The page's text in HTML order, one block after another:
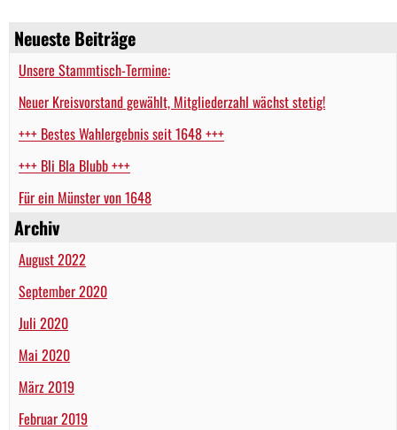
Neueste Beiträge
Unsere Stammtisch-Termine:
Neuer Kreisvorstand gewählt, Mitgliederzahl wächst stetig!
+++ Bestes Wahlergebnis seit 1648 +++
+++ Bli Bla Blubb +++
Für ein Münster von 1648
Archiv
August 2022
September 2020
Juli 2020
Mai 2020
März 2019
Februar 2019